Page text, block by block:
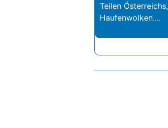
Teilen
Haufenwolken....